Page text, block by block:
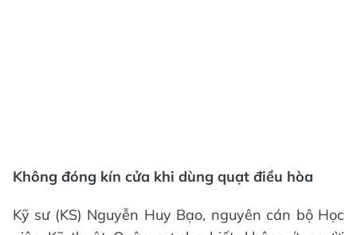
Không đóng kín cửa khi dùng quạt điều hòa
Kỹ sư (KS) Nguyễn Huy Bạo, nguyên cán bộ Học